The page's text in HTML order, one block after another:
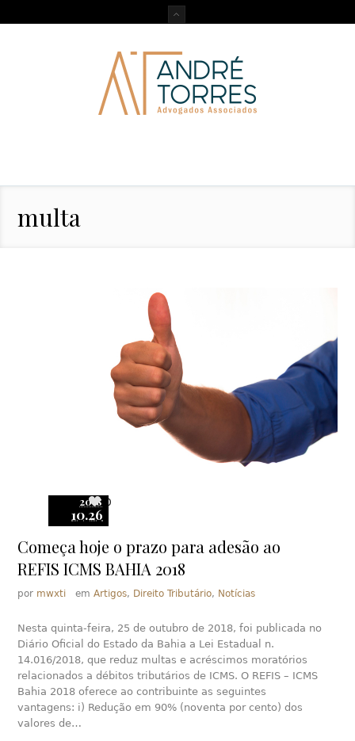
multa
2018
10.26
0
Começa hoje o prazo para adesão ao
REFIS ICMS BAHIA 2018
por mwxti emArtigos, Direito Tributário, Notícias
Nesta quinta-feira, 25 de outubro de 2018, foi publicada no
Diário Oficial do Estado da Bahia a Lei Estadual n.
14.016/2018, que reduz multas e acréscimos moratórios
relacionados a débitos tributários de ICMS. O REFIS – ICMS
Bahia 2018 oferece ao contribuinte as seguintes
vantagens: i) Redução em 90% (noventa por cento) dos
valores de…